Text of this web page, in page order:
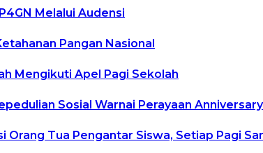
Melalui Audensi
Pangan Nasional
Mengikuti Apel Pagi Sekolah
Sosial Warnai Perayaan Anniversary
Orang Tua Pengantar Siswa, Setiap Pagi